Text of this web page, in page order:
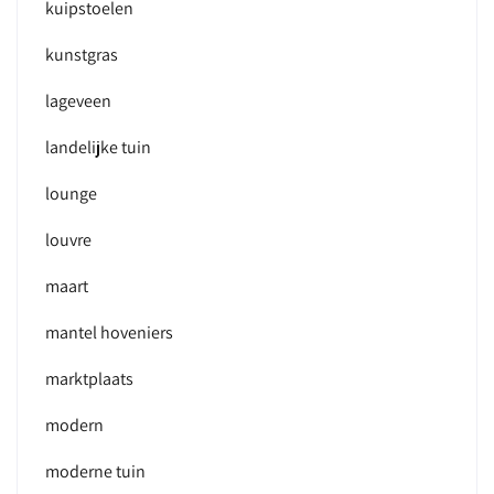
kuipstoelen
kunstgras
lageveen
landelijke tuin
lounge
louvre
maart
mantel hoveniers
marktplaats
modern
moderne tuin